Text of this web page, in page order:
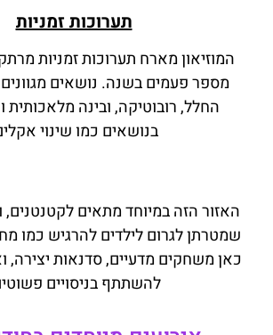
תערוכות זמניות
המוזיאון מארח תערוכות זמניות
מספר פעמים בשנה. נושאים
החלל, רובוטיקה, ובינה מלאכותית
בנושאים כמו שינוי
האזור הזה במיוחד מתאים לקטנטנים,
שמטרתן לגרום לילדים להרגיש כמו
כאן משחקים מדעיים, סדנאות יצירה,
להשתתף בניסויים